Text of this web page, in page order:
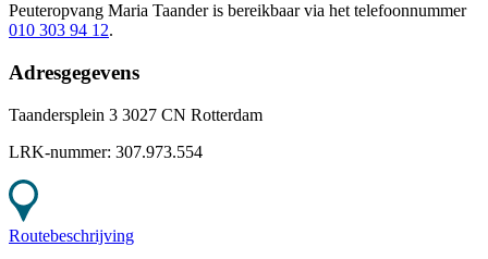
Peuteropvang Maria Taanderis bereikbaar via het telefoonnummer
010 303 94 12.
Adresgegevens
Taandersplein 3 3027 CN Rotterdam
LRK-nummer: 307.973.554
Routebeschrijving